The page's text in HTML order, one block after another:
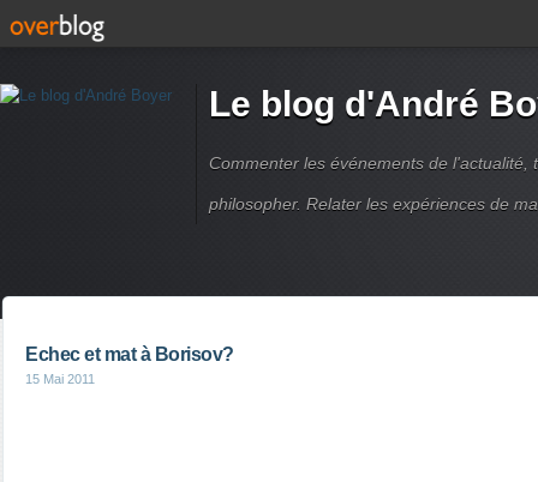
Le blog d'André
Commenter les événements de
philosopher. Relater les expériences de
Echec et mat à Borisov?
15 Mai 2011